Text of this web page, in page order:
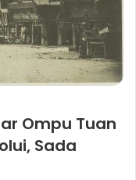
Ompu Tuan
Sada